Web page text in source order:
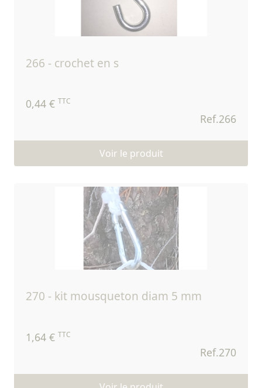
266 - crochet en s
0,44 € TTC
Ref.266
Voir le produit
270 - kit mousqueton diam 5 mm
1,64 € TTC
Ref.270